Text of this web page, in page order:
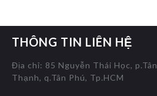
THÔNG TIN LIÊN HỆ
Địa chỉ: 85 Nguyễn Thái Học, p.Tân
Thạnh, q.Tân Phú, Tp.HCM